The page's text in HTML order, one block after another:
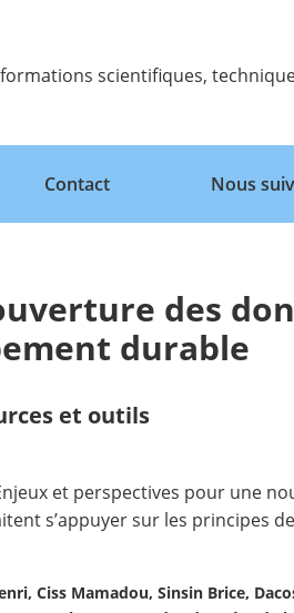
scientifiques,
Contact Nous
des
durable
et outils
et perspectives pour une
s’appuyer sur les principes
Ciss Mamadou, Sinsin Brice,